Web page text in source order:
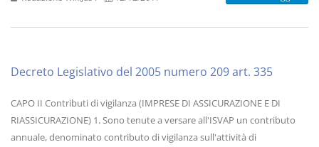
Decreto Legislativo del 2005 numero 209 art. 335
CAPO II Contributi di vigilanza (IMPRESE DI ASSICURAZIONE E DI
RIASSICURAZIONE) 1. Sono tenute a versare all'ISVAP un contributo
annuale, denominato contributo di vigilanza sull'attività di